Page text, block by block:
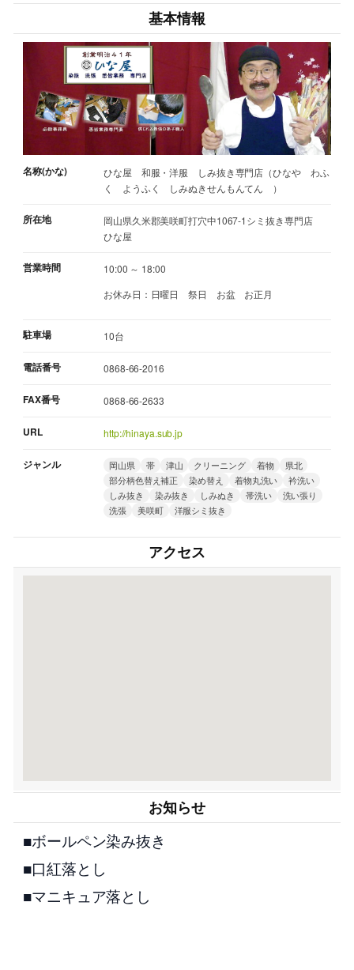
基本情報
名称(かな)
ひな屋 和服・洋服 しみ抜き専門店（ひなや わふ
く ようふく しみぬきせんもんてん ）
所在地
岡山県久米郡美咲町打穴中1067-1シミ抜き専門店
ひな屋
営業時間
10:00 ～ 18:00
お休み日：日曜日 祭日 お盆 お正月
駐車場 10台
電話番号 0868-66-2016
FAX番号 0868-66-2633
URL http://hinaya.sub.jp
ジャンル 岡山県 帯 津山 クリーニング 着物
県北
部分柄色替え補正
染め替え 着物丸洗い
衿洗い
しみ抜き
染み抜き しみぬき 帯洗い
洗い張り
洗張
美咲町 洋服シミ抜き
アクセス
お知らせ
■ボールペン染み抜き
■口紅落とし
■マニキュア落とし